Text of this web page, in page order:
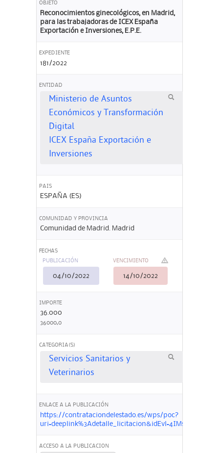
OBJETO
Reconocimientos ginecológicos, en Madrid,
para las trabajadoras de ICEX España
Exportación e Inversiones, E.P.E.
EXPEDIENTE
181/2022
ENTIDAD
Ministerio de Asuntos
Económicos y Transformación
Digital
ICEX España Exportación e
Inversiones
PAIS
ESPAÑA (ES)
COMUNIDAD Y PROVINCIA
Comunidad de Madrid. Madrid
FECHAS
PUBLICACIÓN
04/10/2022
VENCIMIENTO
14/10/2022
IMPORTE
36.000
36000,0
CATEGORIA(S)
Servicios Sanitarios y
Veterinarios
ENLACE A LA PUBLICACIÓN
https://contrataciondelestado.es/wps/poc?
ACCESO A LA PUBLICACION